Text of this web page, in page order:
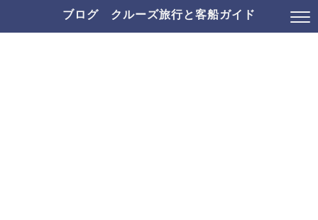
ブログ クルーズ旅行と客船ガイド